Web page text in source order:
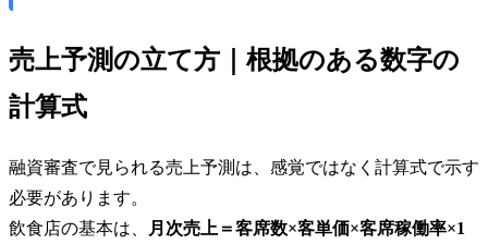
売上予測の立て方｜根拠のある数字の
計算式
融資審査で見られる売上予測は、感覚ではなく計算式で示す
必要があります。
飲食店の基本は、
月次売上＝客席数×客単価×客席稼働率×1